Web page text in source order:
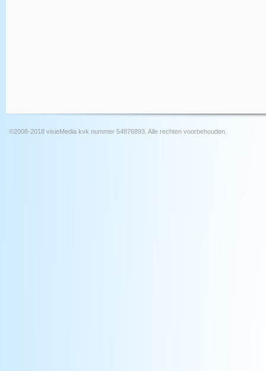
©2008-2018 visieMedia kvk nummer 54876893. Alle rechten voorbehouden.